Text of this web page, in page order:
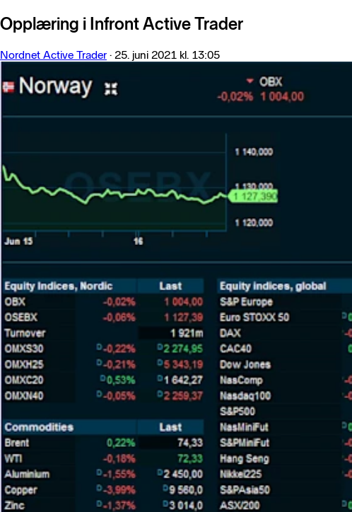
Opplæring i Infront Active Trader
Nordnet Active Trader · 25. juni 2021 kl. 13:05